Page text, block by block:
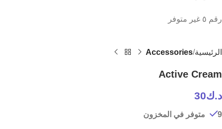
رقم ٥ غير متوفر
الرئيسية Accessories
Active Cream
د.ك30
9 متوفر في المخزون